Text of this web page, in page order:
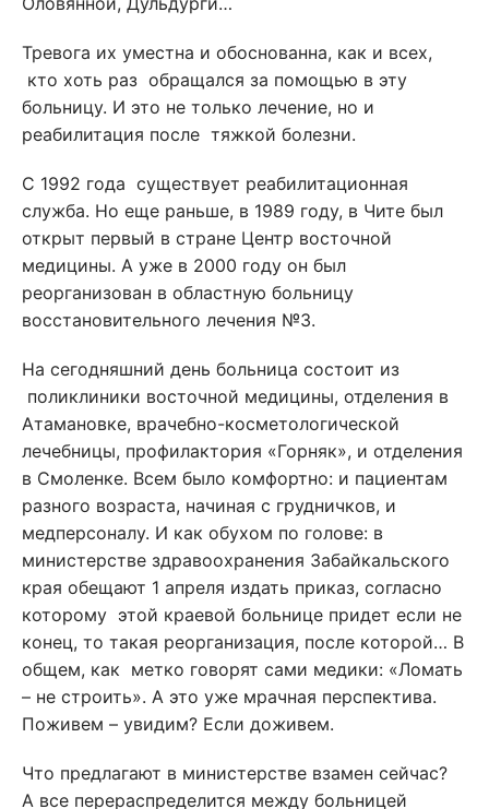
Тревога их уместна и обоснованна, как и всех,
кто хоть раз обращался за помощью в эту
больницу. И это не только лечение, но и
реабилитация после тяжкой болезни.
С 1992 года существует реабилитационная
служба. Но еще раньше, в 1989 году, в Чите был
открыт первый в стране Центр восточной
медицины. А уже в 2000 году он был
реорганизован в областную больницу
восстановительного лечения №3.
На сегодняшний день больница состоит из
поликлиники восточной медицины, отделения в
Атамановке, врачебно-косметологической
лечебницы, профилактория «Горняк», и отделения
в Смоленке. Всем было комфортно: и пациентам
разного возраста, начиная с грудничков, и
медперсоналу. И как обухом по голове: в
министерстве здравоохранения Забайкальского
края обещают 1 апреля издать приказ, согласно
которому этой краевой больнице придет если не
конец, то такая реорганизация, после которой… В
общем, как метко говорят сами медики: «Ломать
– не строить». А это уже мрачная перспектива.
Поживем – увидим? Если доживем.
Что предлагают в министерстве взамен сейчас?
А все перераспределится между больницей